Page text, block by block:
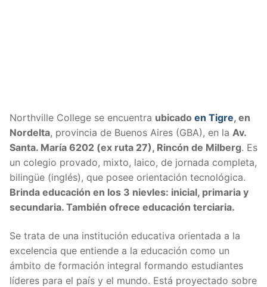
Northville College se encuentra ubicado en Tigre, en
Nordelta, provincia de Buenos Aires (GBA), en la Av.
Santa. María 6202 (ex ruta 27), Rincón de Milberg. Es
un colegio provado, mixto, laico, de jornada completa,
bilingüe (inglés), que posee orientación tecnológica.
Brinda educación en los 3 nievles: inicial, primaria y
secundaria. También ofrece educación terciaria.
Se trata de una institución educativa orientada a la
excelencia que entiende a la educación como un
ámbito de formación integral formando estudiantes
líderes para el país y el mundo. Está proyectado sobre